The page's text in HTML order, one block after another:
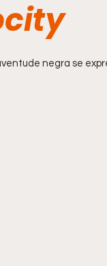
negra se